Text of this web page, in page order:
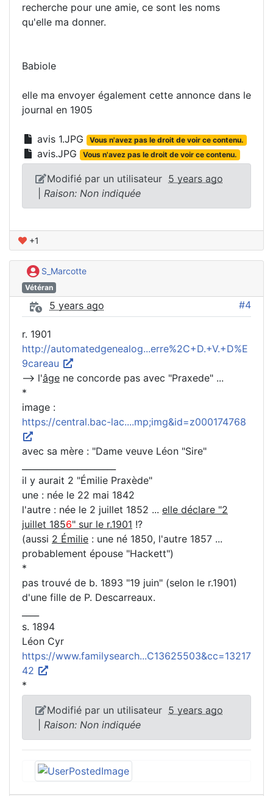
recherche pour une amie, ce sont les noms
qu'elle ma donner.
Babiole
elle ma envoyer également cette annonce dans le
journal en 1905
avis 1.JPG Vous n'avez pas le droit de voir ce contenu.
avis.JPG Vous n'avez pas le droit de voir ce contenu.
Modifié par un utilisateur 5 years ago
Raison: Non indiquée
+1
S_Marcotte
Vétéran
5 years ago #4
r. 1901
http://automatedgenealog...erre%2C+D.+V.+D%E
9careau
--> l'âge ne concorde pas avec "Praxede" ...
*
image :
https://central.bac-lac....mp;img&id=z000174768
avec sa mère : "Dame veuve Léon "Sire"
il y aurait 2 "Émilie Praxède"
une : née le 22 mai 1842
l'autre : née le 2 juillet 1852 ... elle déclare "2
juillet 1856" sur le r.1901 !?
(aussi 2 Émilie : une né 1850, l'autre 1857 ...
probablement épouse "Hackett")
*
pas trouvé de b. 1893 "19 juin" (selon le r.1901)
d'une fille de P. Descarreaux.
s. 1894
Léon Cyr
https://www.familysearch...C13625503&cc=13217
42
*
Modifié par un utilisateur 5 years ago
Raison: Non indiquée